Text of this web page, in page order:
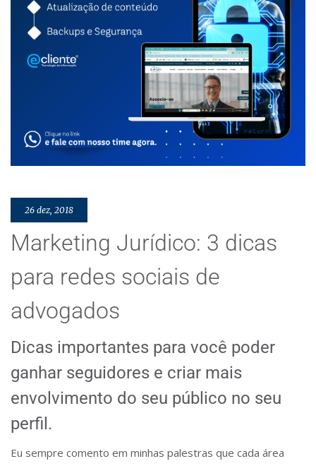
26 dez, 2018
Marketing Jurídico: 3 dicas
para redes sociais de
advogados
Dicas importantes para você poder
ganhar seguidores e criar mais
envolvimento do seu público no seu
perfil.
Eu sempre comento em minhas palestras que cada área